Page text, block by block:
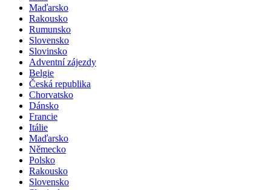
Maďarsko
Rakousko
Rumunsko
Slovensko
Slovinsko
Adventní zájezdy
Belgie
Česká republika
Chorvatsko
Dánsko
Francie
Itálie
Maďarsko
Německo
Polsko
Rakousko
Slovensko